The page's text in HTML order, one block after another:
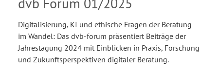
Digitalisierung, KI und ethische Fragen der Beratung
im Wandel: Das dvb-forum präsentiert Beiträge der
Jahrestagung 2024 mit Einblicken in Praxis, Forschung
und Zukunftsperspektiven digitaler Beratung.